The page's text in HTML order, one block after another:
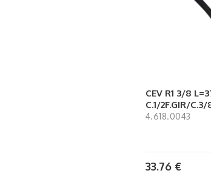
CEV R1 3/8
C.1/2F.GIR/C.3/
4.618.0043
33.76 €